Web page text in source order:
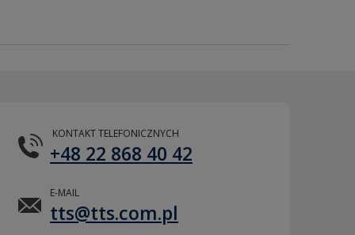
KONTAKT TELEFONICZNYCH
+48 22 868 40 42
E-MAIL
tts@tts.com.pl